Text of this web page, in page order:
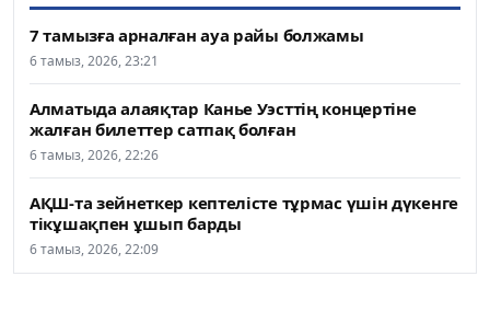
7 тамызға арналған ауа райы болжамы
6 тамыз, 2026, 23:21
Алматыда алаяқтар Канье Уэсттің концертіне
жалған билеттер сатпақ болған
6 тамыз, 2026, 22:26
АҚШ-та зейнеткер кептелісте тұрмас үшін дүкенге
тікұшақпен ұшып барды
6 тамыз, 2026, 22:09